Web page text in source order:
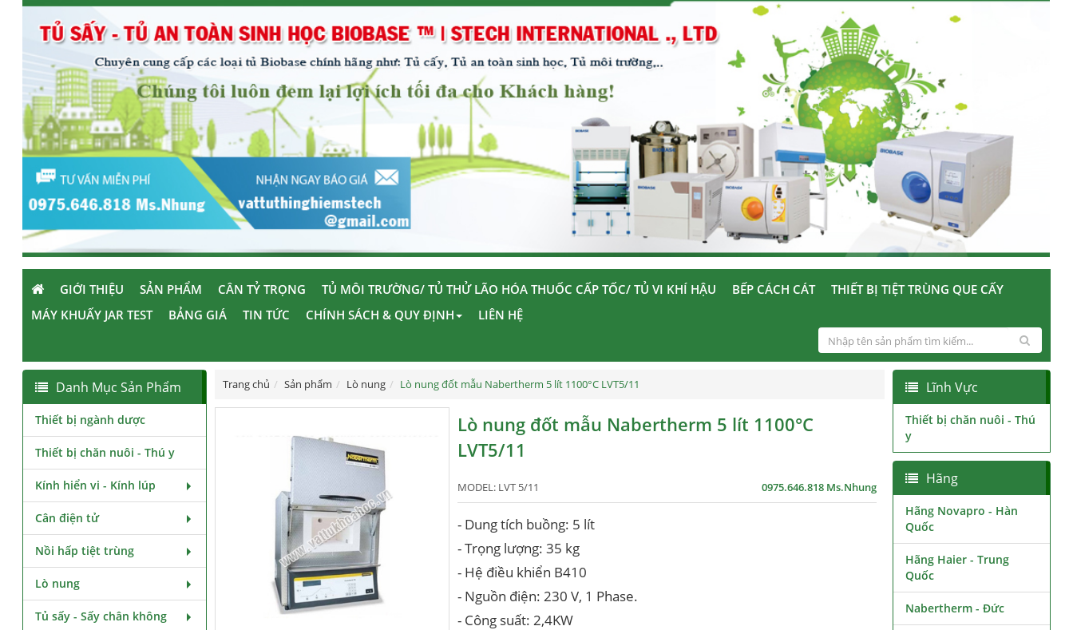
GIỚI THIỆU SẢN PHẨM CÂN TỶ TRỌNG TỦ MÔI TRƯỜNG/ TỦ THỬ LÃO HÓA THUỐC CẤP TỐC/ TỦ VI KHÍ HẬU BẾP CÁCH CÁT
THIẾT BỊ TIỆT TRÙNG QUE CẤY
MÁY KHUẤY JAR TEST
BẢNG GIÁ TIN TỨC CHÍNH SÁCH & QUY ĐỊNH LIÊN HỆ
Trang chủ Sản phẩm Lò nung Lò nung đốt mẫu Nabertherm 5 lít 1100°C LVT5/11
Lò nung đốt mẫu Nabertherm 5 lít 1100°C
LVT5/11
MODEL: LVT 5/11 0975.646.818 Ms.Nhung
- Dung tích buồng: 5 lít
- Trọng lượng: 35 kg
- Hệ điều khiển B410
- Nguồn điện: 230 V, 1 Phase.
- Công suất: 2,4KW
Danh Mục Sản Phẩm
Thiết bị ngành dược
Thiết bị chăn nuôi - Thú y
Kính hiển vi - Kính lúp
Cân điện tử
Nồi hấp tiệt trùng
Lò nung
Tủ sấy - Sấy chân không
Lĩnh Vực
Thiết bị chăn nuôi - Thú
y
Hãng
Hãng Novapro - Hàn
Quốc
Hãng Haier - Trung
Quốc
Nabertherm - Đức